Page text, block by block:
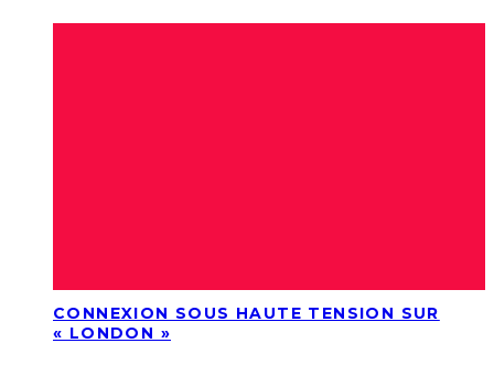
CONNEXION SOUS HAUTE TENSION SUR
« LONDON »